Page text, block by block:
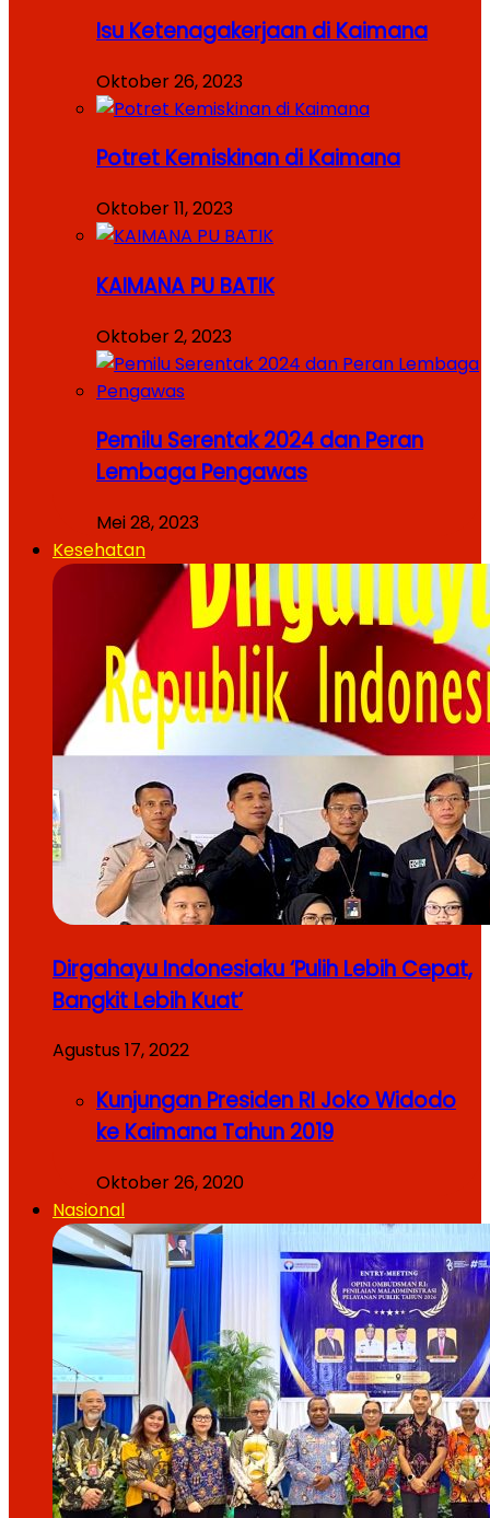
Isu Ketenagakerjaan di Kaimana
Oktober 26, 2023
Potret Kemiskinan di Kaimana
Oktober 11, 2023
KAIMANA PU BATIK
Oktober 2, 2023
Pemilu Serentak 2024 dan Peran
Lembaga Pengawas
Mei 28, 2023
Kesehatan
Dirgahayu Indonesiaku ‘Pulih Lebih Cepat,
Bangkit Lebih Kuat’
Agustus 17, 2022
Kunjungan Presiden RI Joko Widodo
ke Kaimana Tahun 2019
Oktober 26, 2020
Nasional